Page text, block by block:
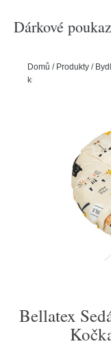
Dárkové
Domů / Produkty /
kulatý Kočka žlutá, 40
Bellatex